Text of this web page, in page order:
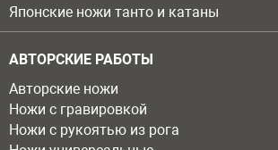
Японские ножи танто и катаны
АВТОРСКИЕ РАБОТЫ
Авторские ножи
Ножи с гравировкой
Ножи с рукоятью из рога